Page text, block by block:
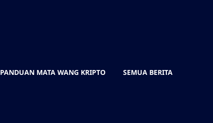
PANDUAN MATA WANG KRIPTO SEMUA BERITA